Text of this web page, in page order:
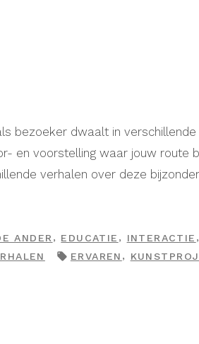
bezoeker dwaalt in verschillende
en voorstelling waar jouw route
verhalen over deze
ANDER , EDUCATIE , INTERACTIE ,
TAGS:
ERVAREN ,